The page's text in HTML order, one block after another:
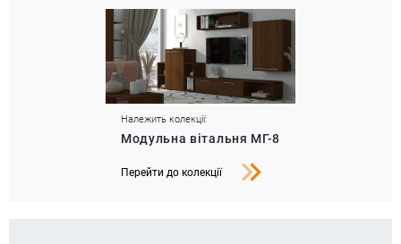
Належить колекції:
Модульна вітальня МГ-8
Перейти до колекції